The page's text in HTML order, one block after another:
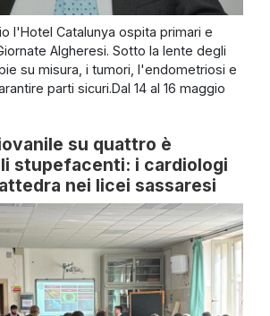
l'Hotel Catalunya ospita primari e
Algheresi. Sotto la lente degli
su misura, i tumori, l'endometriosi e
parti sicuri.Dal 14 al 16 maggio
su quattro è
stupefacenti: i cardiologi
nei licei sassaresi